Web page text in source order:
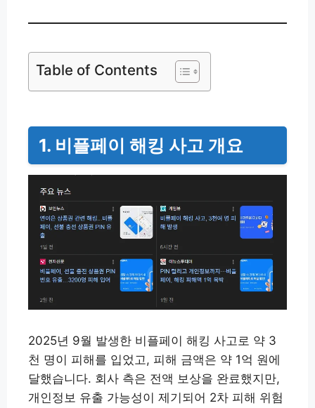
Table of Contents
1. 비플페이 해킹 사고 개요
2025년 9월 발생한 비플페이 해킹 사고로 약 3
천 명이 피해를 입었고, 피해 금액은 약 1억 원에
달했습니다. 회사 측은 전액 보상을 완료했지만,
개인정보 유출 가능성이 제기되어 2차 피해 위험